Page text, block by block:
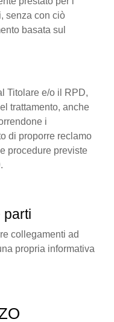
senza con ciò
basata sul
Titolare e/o il RPD,
trattamento, anche
i
di proporre reclamo
procedure previste
parti
collegamenti ad
propria informativa